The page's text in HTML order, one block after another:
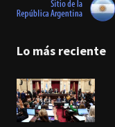
Lo más reciente